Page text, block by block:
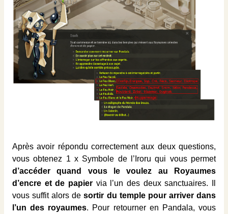
Après avoir répondu correctement aux deux questions,
vous obtenez 1 x Symbole de l’Iroru qui vous permet
d’accéder quand vous le voulez au Royaumes
d’encre et de papier via l’un des deux sanctuaires. Il
vous suffit alors desortir du temple pour arriver dans
l’un des royaumes. Pour retourner en Pandala, vous